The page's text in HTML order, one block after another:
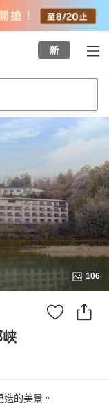
新
106
的美景。